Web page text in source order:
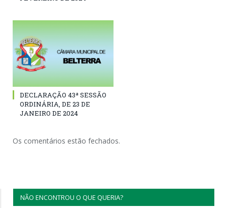
DECLARAÇÃO 43ª SESSÃO
ORDINÁRIA, DE 23 DE
JANEIRO DE 2024
Os comentários estão fechados.
NÃO ENCONTROU O QUE QUERIA?